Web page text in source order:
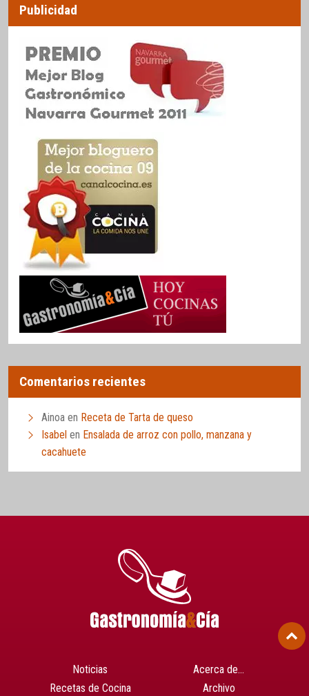
Publicidad
Comentarios recientes
Ainoa en Receta de Tarta de queso
Isabel en Ensalada de arroz con pollo, manzana y
cacahuete
Noticias
Recetas de Cocina
Acerca de…
Archivo